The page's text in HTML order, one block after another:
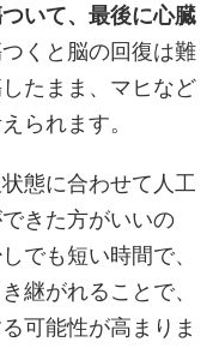
いて、最後に心臓
くと脳の回復は難
たまま、マヒなど
られます。
態に合わせて人工
きた方がいいの
でも短い時間で、
継がれることで、
可能性が高まりま